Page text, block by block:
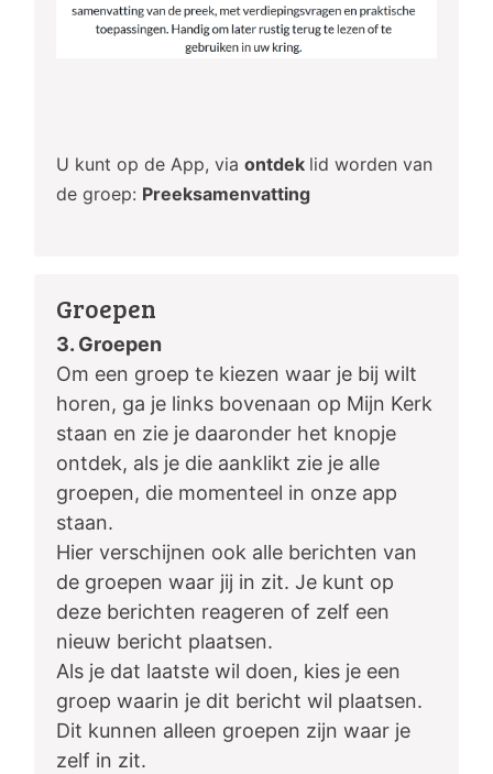
U kunt op de App, via ontdek lid worden van
de groep: Preeksamenvatting
Groepen
3. Groepen
Om een groep te kiezen waar je bij wilt
horen, ga je links bovenaan op Mijn Kerk
staan en zie je daaronder het knopje
ontdek, als je die aanklikt zie je alle
groepen, die momenteel in onze app
staan.
Hier verschijnen ook alle berichten van
de groepen waar jij in zit. Je kunt op
deze berichten reageren of zelf een
nieuw bericht plaatsen.
Als je dat laatste wil doen, kies je een
groep waarin je dit bericht wil plaatsen.
Dit kunnen alleen groepen zijn waar je
zelf in zit.